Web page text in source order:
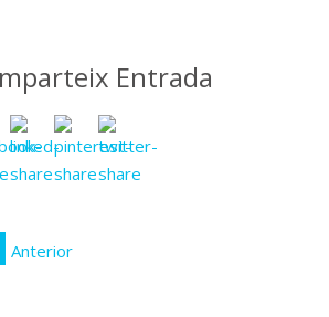
Entrada
Anterior